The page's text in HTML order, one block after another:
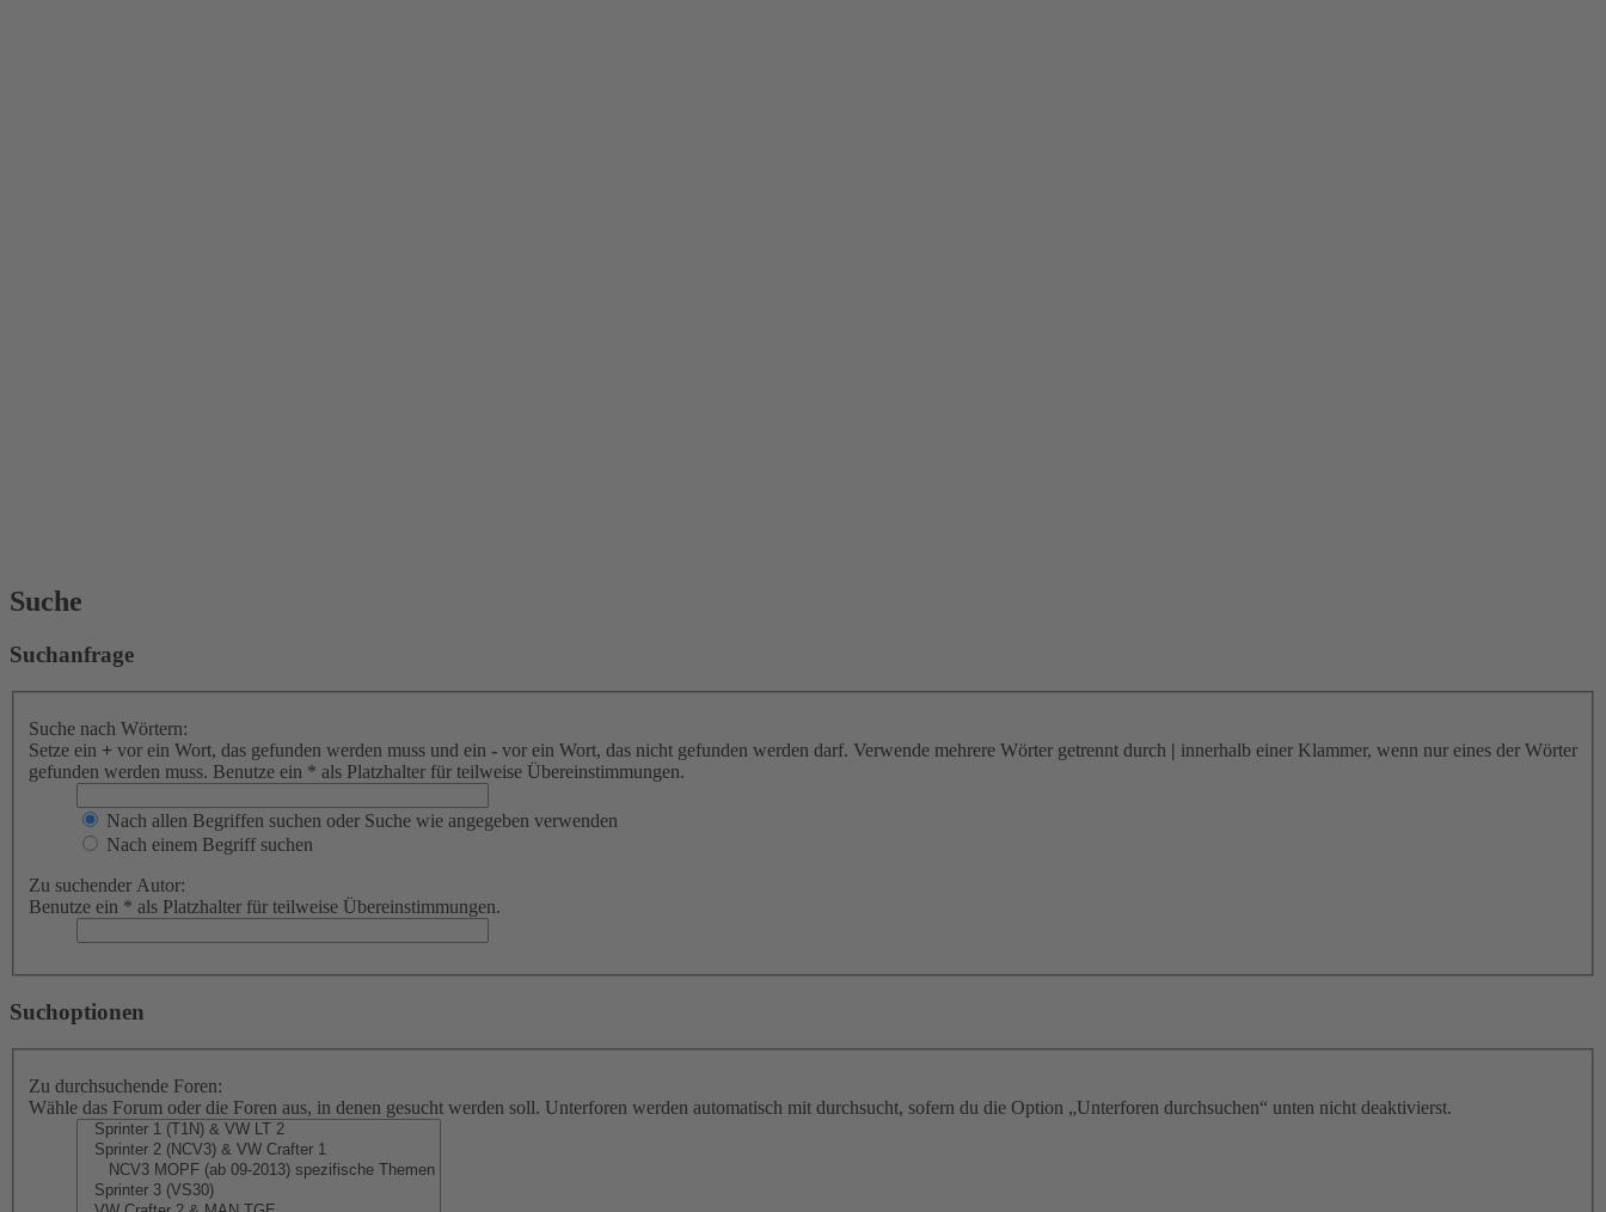
Suche
Suchanfrage
Suche nach Wörtern:
Setze ein + vor ein Wort, das gefunden werden muss und ein - vor ein Wort, das nicht gefunden werden darf. Verwende mehrere Wörter getrennt durch | innerhalb einer Klammer, wenn nur eines der Wörter
gefunden werden muss. Benutze ein * als Platzhalter für teilweise Übereinstimmungen.
Nach allen Begriffen suchen oder Suche wie angegeben verwenden
Nach einem Begriff suchen
Zu suchender Autor:
Benutze ein * als Platzhalter für teilweise Übereinstimmungen.
Suchoptionen
Zu durchsuchende Foren:
Wähle das Forum oder die Foren aus, in denen gesucht werden soll. Unterforen werden automatisch mit durchsucht, sofern du die Option „Unterforen durchsuchen“ unten nicht deaktivierst.